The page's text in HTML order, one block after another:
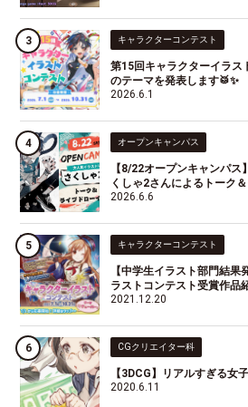
キャラクターコンテスト
第15回キャラクターイラス
のテーマを発表します🥁✨
2026.6.1
オープンキャンパス
【8/22オープンキャンパ
くしゃ2さんによるトーク
2026.6.6
キャラクターコンテスト
【中学生イラスト部門結
ラストコンテスト受賞作品
2021.12.20
CGクリエイター科
【3DCG】リアルすぎる女
2020.6.11